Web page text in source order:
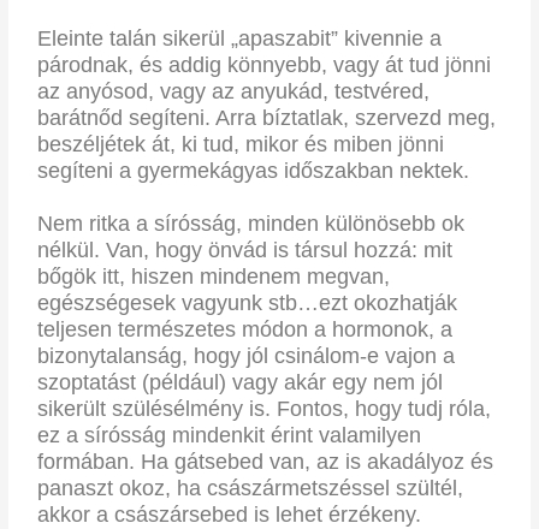
Eleinte talán sikerül „apaszabit” kivennie a
párodnak, és addig könnyebb, vagy át tud jönni
az anyósod, vagy az anyukád, testvéred,
barátnőd segíteni. Arra bíztatlak, szervezd meg,
beszéljétek át, ki tud, mikor és miben jönni
segíteni a gyermekágyas időszakban nektek.
Nem ritka a sírósság, minden különösebb ok
nélkül. Van, hogy önvád is társul hozzá: mit
bőgök itt, hiszen mindenem megvan,
egészségesek vagyunk stb…ezt okozhatják
teljesen természetes módon a hormonok, a
bizonytalanság, hogy jól csinálom-e vajon a
szoptatást (például) vagy akár egy nem jól
sikerült szülésélmény is. Fontos, hogy tudj róla,
ez a sírósság mindenkit érint valamilyen
formában. Ha gátsebed van, az is akadályoz és
panaszt okoz, ha császármetszéssel szültél,
akkor a császársebed is lehet érzékeny.